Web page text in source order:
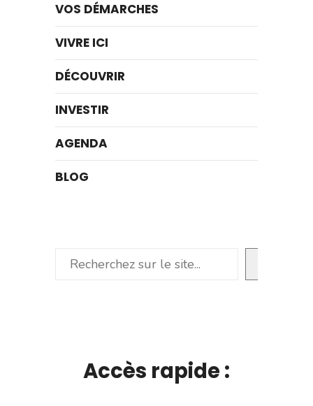
VOS DÉMARCHES
VIVRE ICI
DÉCOUVRIR
INVESTIR
AGENDA
BLOG
Rechercher
Accès rapide :